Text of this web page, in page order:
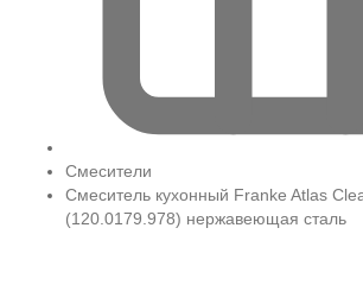
Смесители
Смеситель кухонный Franke Atlas
(120.0179.978) нержавеющая сталь